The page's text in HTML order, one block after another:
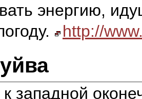
энергию,
http://
западной